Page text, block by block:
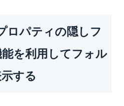
ロパティの隠しフ
能を利用してフォル
する